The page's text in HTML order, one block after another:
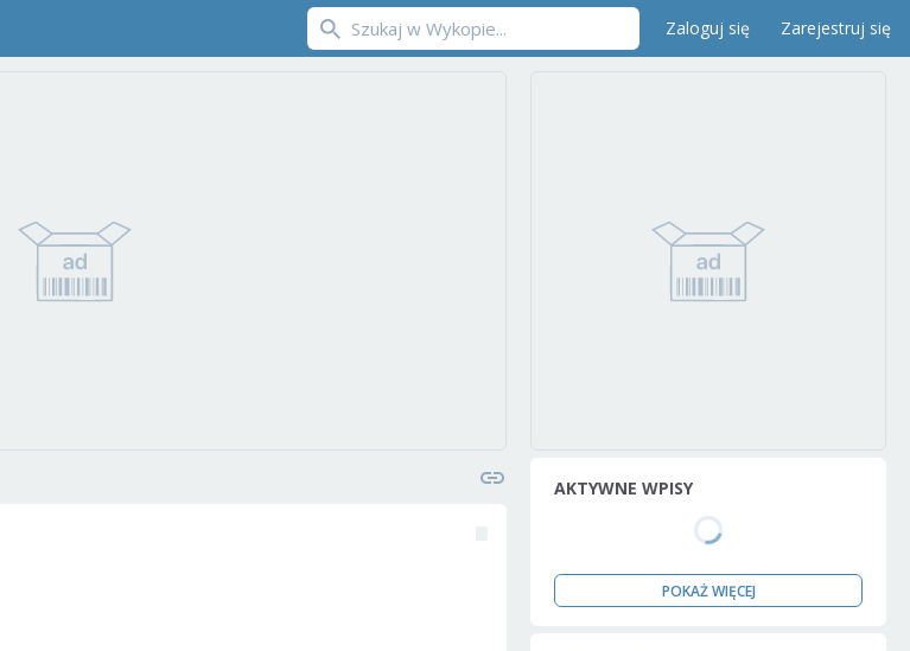
Zaloguj się Zarejestruj się
AKTYWNE WPISY
POKAŻ WIĘCEJ